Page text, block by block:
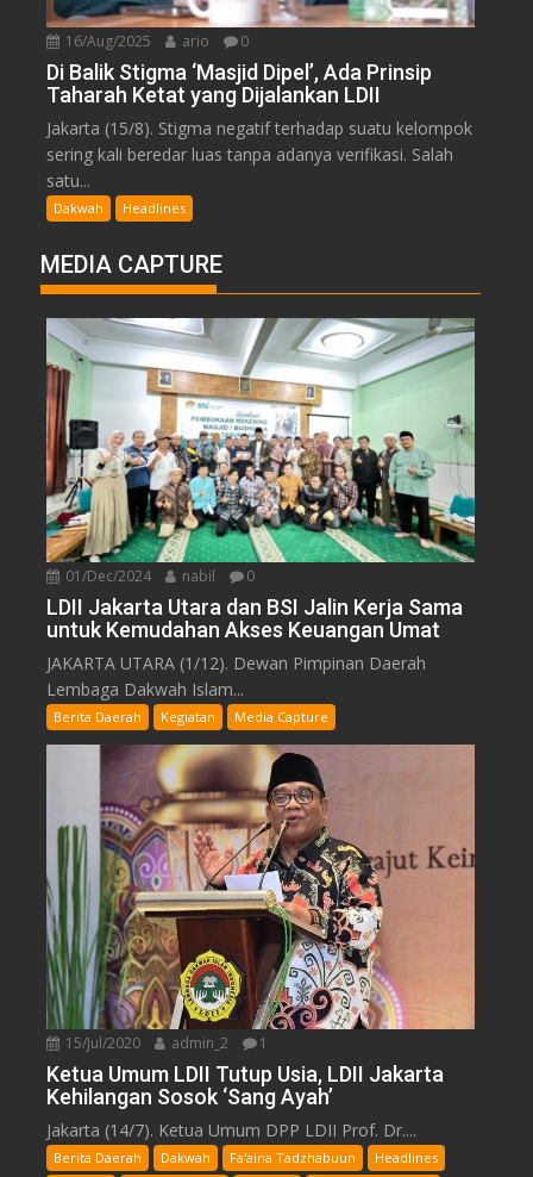
16/Aug/2025 ario 0
Di Balik Stigma ‘Masjid Dipel’, Ada Prinsip
Taharah Ketat yang Dijalankan LDII
Jakarta (15/8). Stigma negatif terhadap suatu kelompok
sering kali beredar luas tanpa adanya verifikasi. Salah
satu...
Dakwah Headlines
MEDIA CAPTURE
01/Dec/2024 nabil 0
LDII Jakarta Utara dan BSI Jalin Kerja Sama
untuk Kemudahan Akses Keuangan Umat
JAKARTA UTARA (1/12). Dewan Pimpinan Daerah
Lembaga Dakwah Islam...
Berita Daerah Kegiatan Media Capture
15/Jul/2020 admin_2 1
Ketua Umum LDII Tutup Usia, LDII Jakarta
Kehilangan Sosok ‘Sang Ayah’
Jakarta (14/7). Ketua Umum DPP LDII Prof. Dr....
Berita Daerah Dakwah Fa'aina Tadzhabuun
Headlines